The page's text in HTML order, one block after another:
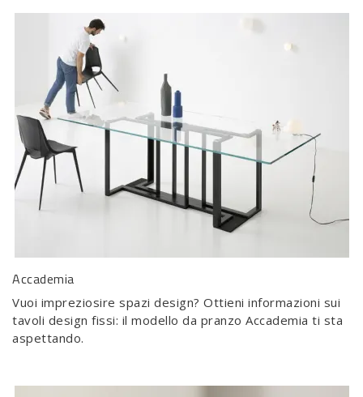
Accademia
Vuoi impreziosire spazi design? Ottieni informazioni sui
tavoli design fissi: il modello da pranzo Accademia ti sta
aspettando.